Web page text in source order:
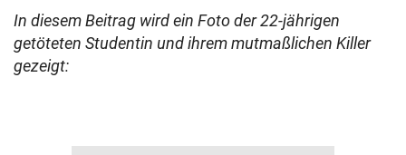
In diesem Beitrag wird ein Foto der 22-jährigen
getöteten Studentin und ihrem mutmaßlichen Killer
gezeigt: